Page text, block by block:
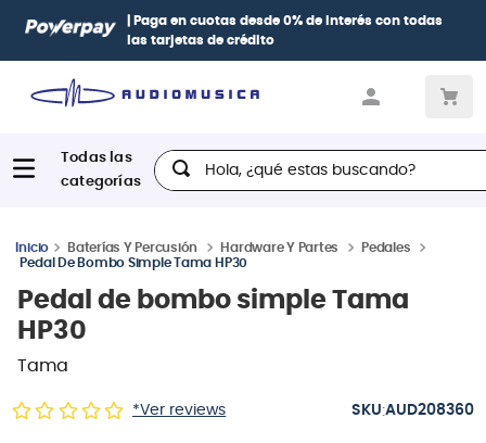
| Paga en cuotas desde 0% de interés con todas
las tarjetas de crédito
Hola, ¿qué estas buscando?
Baterías Y Percusión Hardware Y Partes
Pedales
Pedal De Bombo Simple Tama HP30
Pedal de bombo simple Tama
HP30
Tama
*Ver reviews :AUD208360